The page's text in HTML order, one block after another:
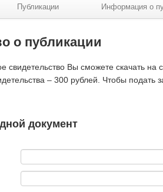
Публикации Информация о
о публикации
свидетельство Вы сможете скачать на
– 300 рублей. Чтобы подать
документ